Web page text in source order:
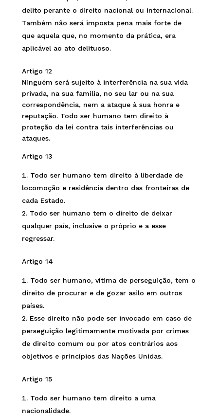
delito perante o direito nacional ou internacional.
Também não será imposta pena mais forte de
que aquela que, no momento da prática, era
aplicável ao ato delituoso.
Artigo 12
Ninguém será sujeito à interferência na sua vida
privada, na sua família, no seu lar ou na sua
correspondência, nem a ataque à sua honra e
reputação. Todo ser humano tem direito à
proteção da lei contra tais interferências ou
ataques.
Artigo 13
Todo ser humano tem direito à liberdade de
locomoção e residência dentro das fronteiras de
cada Estado.
Todo ser humano tem o direito de deixar
qualquer país, inclusive o próprio e a esse
regressar.
Artigo 14
Todo ser humano, vítima de perseguição, tem o
direito de procurar e de gozar asilo em outros
países.
Esse direito não pode ser invocado em caso de
perseguição legitimamente motivada por crimes
de direito comum ou por atos contrários aos
objetivos e princípios das Nações Unidas.
Artigo 15
Todo ser humano tem direito a uma
nacionalidade.